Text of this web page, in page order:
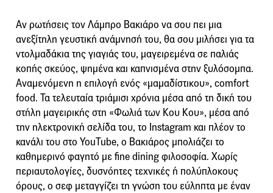
Αν ρωτήσεις τον Λάμπρο Βακιάρο να σου πει μια
ανεξίτηλη γευστική ανάμνησή του, θα σου μιλήσει για τα
ντολμαδάκια της γιαγιάς του, μαγειρεμένα σε παλιάς
κοπής σκεύος, ψημένα και καπνισμένα στην ξυλόσομπα.
Αναμενόμενη η επιλογή ενός «μαμαδίστικου», comfort
food. Τα τελευταία τριάμισι χρόνια μέσα από τη δική του
στήλη μαγειρικής στη «Φωλιά των Κου Κου», μέσα από
την ηλεκτρονική σελίδα του, το Instagram και πλέον το
κανάλι του στο YouTube, ο Βακιάρος μπολιάζει το
καθημερινό φαγητό με fine dining φιλοσοφία. Χωρίς
περιαυτολογίες, δυσνόητες τεχνικές ή πολύπλοκους
όρους, ο σεφ μεταγγίζει τη γνώση του εύληπτα με έναν